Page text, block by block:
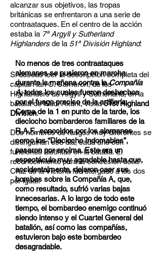
alcanzar sus objetivos, las tropas
británicas se enfrentaron a una serie de
contraataques. En el centro de la acción
estaba la 7ª Argyll y Sutherland
Highlanders de la 51ª División Highland:
No menos de tres contraataques
alemanes se pusieron en marcha
durante la mañana contra laCompañía
A, todos los cuales fueron deshechos
por el fuego preciso de la artillería.
Cerca de la 1 en punto de la tarde, los
dieciocho bombarderos familiares de la
R.A.F., conocidos por los alemanes
como los “Dieciocho Indomables”,
pasaron por encima. Este era un
espectáculo muy agradable hasta que,
accidentalmente, dejaron caer sus
bombas sobre la Compañía A, que,
como resultado, sufrió varias bajas
innecesarias. A lo largo de todo este
tiempo, el bombardeo enemigo continuó
siendo intenso y el Cuartel General del
batallón, así como las compañías,
estuvieron bajo este bombardeo
desagradable.
Si deseas leer la descripción completa del
capitán Ian C. Cameron, de los
Highlanders de Argyll y Sutherland, en la
batalla de Wadi Akarit, visita51st Highland
Division.
Dos hombres de rangos muy diferentes se
distinguirían ese día, cada uno con
funciones distintas en la batalla. El
reconocimiento para la concesión de la
Cruz de la Victoria fue otorgado a los dos
por igual: